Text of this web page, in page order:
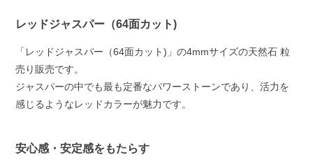
レッドジャスパー（64面カット)
「レッドジャスパー（64面カット)」の4mmサイズの天然石 粒
売り販売です。
ジャスパーの中でも最も定番なパワーストーンであり、活力を
感じるようなレッドカラーが魅力です。
安心感・安定感をもたらす